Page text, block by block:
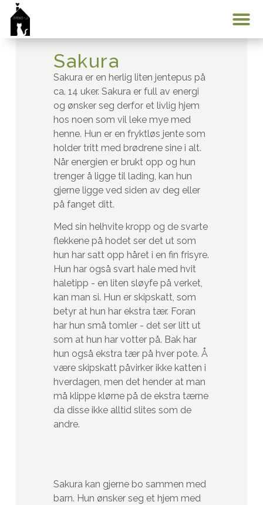
Sakura
Sakura er en herlig liten jentepus på
ca. 14 uker. Sakura er full av energi
og ønsker seg derfor et livlig hjem
hos noen som vil leke mye med
henne. Hun er en fryktløs jente som
holder tritt med brødrene sine i alt.
Når energien er brukt opp og hun
trenger å ligge til lading, kan hun
gjerne ligge ved siden av deg eller
på fanget ditt.
Med sin helhvite kropp og de svarte
flekkene på hodet ser det ut som
hun har satt opp håret i en fin frisyre.
Hun har også svart hale med hvit
haletipp - en liten sløyfe på verket,
kan man si. Hun er skipskatt, som
betyr at hun har ekstra tær. Foran
har hun små tomler - det ser litt ut
som at hun har votter på. Bak har
hun også ekstra tær på hver pote. Å
være skipskatt påvirker ikke katten i
hverdagen, men det hender at man
må klippe klørne på de ekstra tærne
da disse ikke alltid slites som de
andre.
Sakura kan gjerne bo sammen med
barn. Hun ønsker seg et hjem med